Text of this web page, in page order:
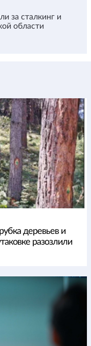
за сталкинг и
области
деревьев и
разозлили